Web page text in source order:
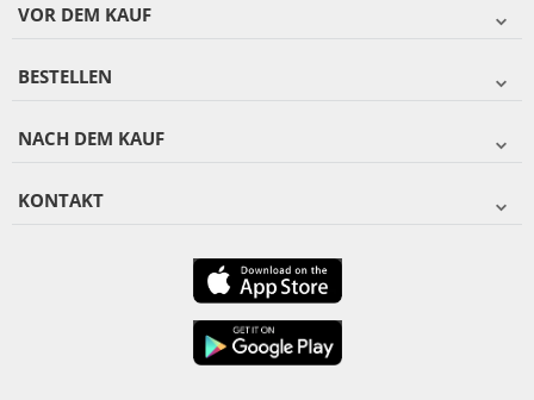
VOR DEM KAUF
BESTELLEN
NACH DEM KAUF
KONTAKT